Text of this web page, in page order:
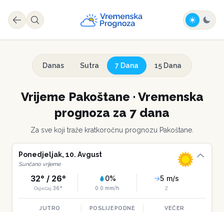
Danas Sutra 7 Dana 15 Dana
Vrijeme Pakoštane · Vremenska
prognoza za 7 dana
Za sve koji traže kratkoročnu prognozu Pakoštane
Ponedjeljak, 10. Avgust
Sunčano vrijeme
32° / 26°
Osjećaj 36°
0%
0.0 mm/h
5 m/s
Z
JUTRO POSLIJEPODNE VEČER